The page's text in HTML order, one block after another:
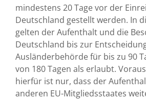
mindestens 20 Tage vor der
Deutschland gestellt werden. In
gelten der Aufenthalt und die
Deutschland bis zur
Ausländerbehörde für bis zu 90
von 180 Tagen als erlaubt.
hierfür ist nur, dass der
anderen EU-Mitgliedsstaates